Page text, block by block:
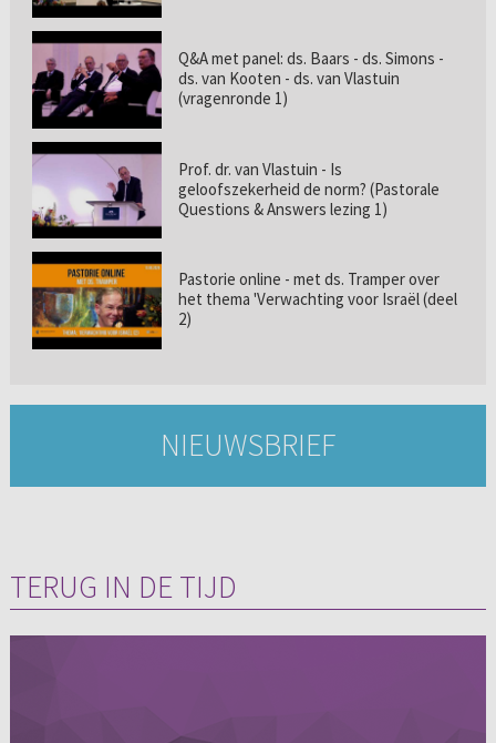
Q&A met panel: ds. Baars - ds. Simons -
ds. van Kooten - ds. van Vlastuin
(vragenronde 1)
Prof. dr. van Vlastuin - Is
geloofszekerheid de norm? (Pastorale
Questions & Answers lezing 1)
Pastorie online - met ds. Tramper over
het thema 'Verwachting voor Israël (deel
2)
NIEUWSBRIEF
TERUG IN DE TIJD